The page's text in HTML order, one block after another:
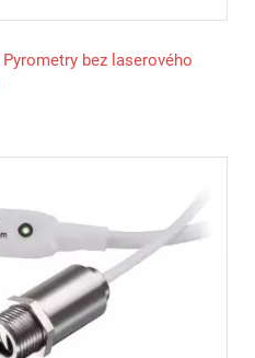
Pyrometry bez laserového